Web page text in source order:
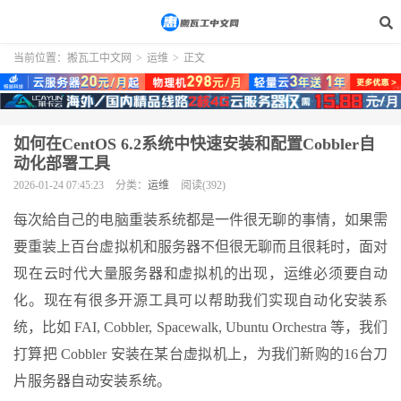
当前位置： 搬瓦工中文网 > 运维 > 正文
如何在CentOS 6.2系统中快速安装和配置Cobbler自
动化部署工具
2026-01-24 07:45:23 分类： 运维 阅读(392)
每次給自己的电脑重装系统都是一件很无聊的事情，如果需
要重装上百台虚拟机和服务器不但很无聊而且很耗时，面对
现在云时代大量服务器和虚拟机的出现，运维必须要自动
化。现在有很多开源工具可以帮助我们实现自动化安装系
统，比如 FAI, Cobbler, Spacewalk, Ubuntu Orchestra 等，我们
打算把 Cobbler 安装在某台虚拟机上，为我们新购的16台刀
片服务器自动安装系统。